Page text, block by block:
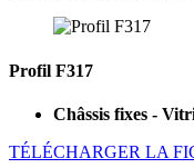
Profil F317
Châssis fixes -
TÉLÉCHARGER LA